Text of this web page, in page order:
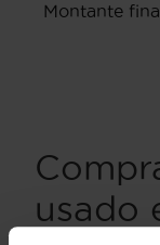
Montante
usado